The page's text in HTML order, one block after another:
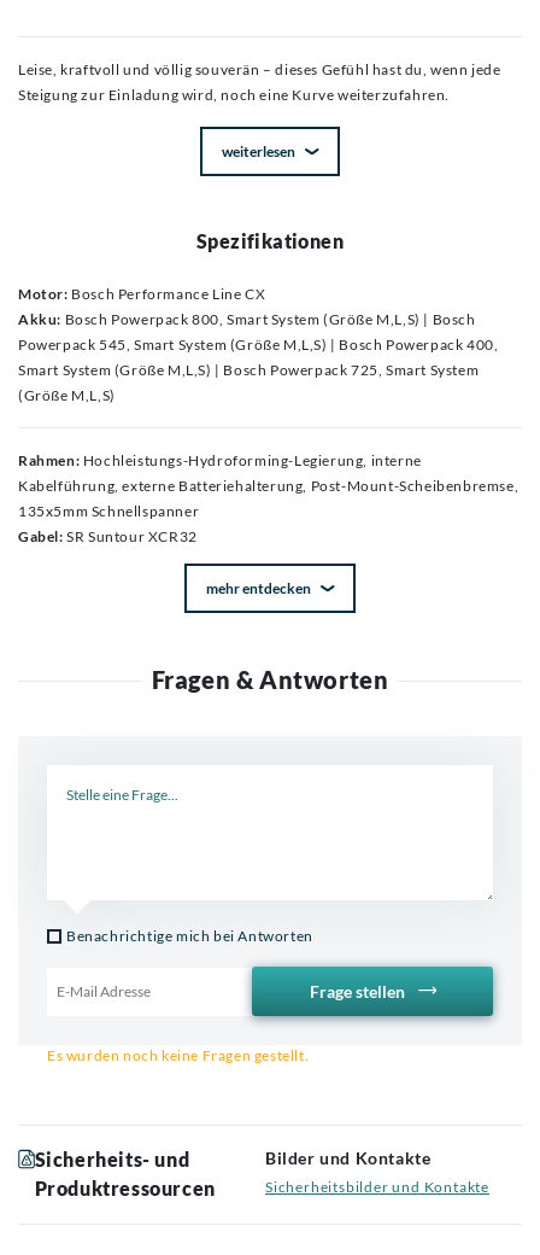
Leise, kraftvoll und völlig souverän – dieses Gefühl hast du, wenn jede
Steigung zur Einladung wird, noch eine Kurve weiterzufahren.
weiterlesen
Spezifikationen
Motor: Bosch Performance Line CX
Akku: Bosch Powerpack 800, Smart System (Größe M,L,S) | Bosch
Powerpack 545, Smart System (Größe M,L,S) | Bosch Powerpack 400,
Smart System (Größe M,L,S) | Bosch Powerpack 725, Smart System
(Größe M,L,S)
Rahmen: Hochleistungs-Hydroforming-Legierung, interne
Kabelführung, externe Batteriehalterung, Post-Mount-Scheibenbremse,
135x5mm Schnellspanner
Gabel: SR Suntour XCR32
mehr entdecken
Fragen & Antworten
Benachrichtige mich bei Antworten
Frage stellen
Es wurden noch keine Fragen gestellt.
Sicherheits- und
Produktressourcen
Bilder und Kontakte
Sicherheitsbilder und Kontakte